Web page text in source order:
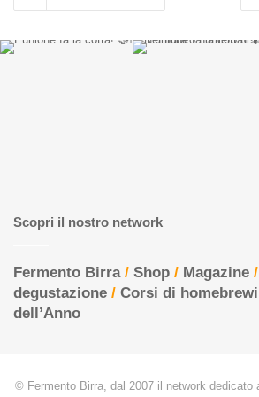
Scopri il nostro network
Fermento Birra/ Shop / Magazine /
degustazione / Corsi di
dell’Anno
© Fermento Birra, dal 2007 il network dedicato